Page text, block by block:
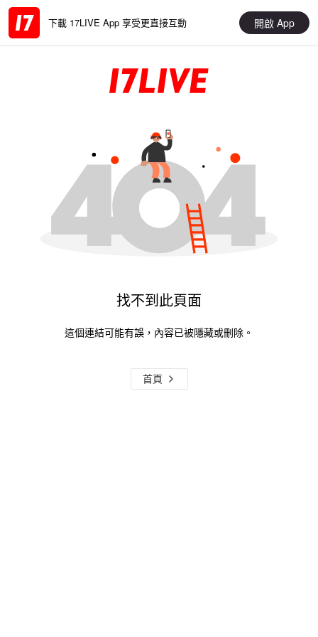
下載 17LIVE App 享受更直接互動 開啟 App
找不到此頁面
這個連結可能有誤，內容已被隱藏或刪除。
首頁